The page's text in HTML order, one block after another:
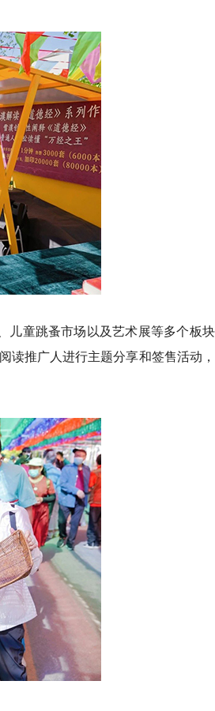
儿童跳蚤市场以及艺术展等多个板
读推广人进行主题分享和签售活动